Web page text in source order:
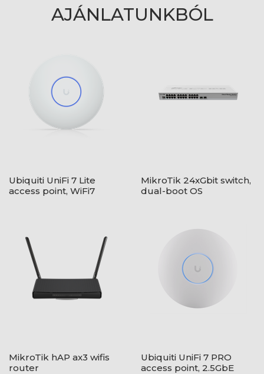
AJÁNLATUNKBÓL
Ubiquiti UniFi 7 Lite
access point, WiFi7
MikroTik 24xGbit switch,
dual-boot OS
MikroTik hAP ax3 wifis
router
Ubiquiti UniFi 7 PRO
access point, 2.5GbE